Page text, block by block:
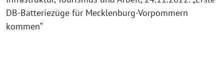
DB-Batteriezüge für Mecklenburg-Vorpommern
kommen“